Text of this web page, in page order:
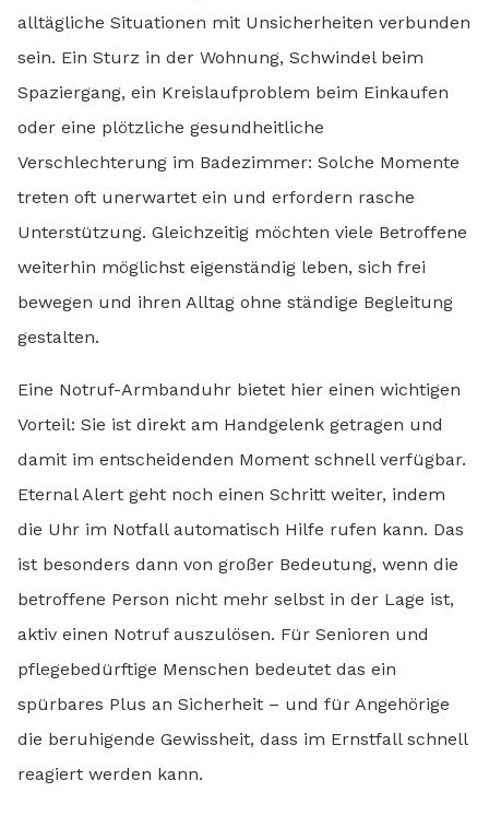
alltägliche Situationen mit Unsicherheiten verbunden
sein. Ein Sturz in der Wohnung, Schwindel beim
Spaziergang, ein Kreislaufproblem beim Einkaufen
oder eine plötzliche gesundheitliche
Verschlechterung im Badezimmer: Solche Momente
treten oft unerwartet ein und erfordern rasche
Unterstützung. Gleichzeitig möchten viele Betroffene
weiterhin möglichst eigenständig leben, sich frei
bewegen und ihren Alltag ohne ständige Begleitung
gestalten.
Eine Notruf-Armbanduhr bietet hier einen wichtigen
Vorteil: Sie ist direkt am Handgelenk getragen und
damit im entscheidenden Moment schnell verfügbar.
Eternal Alert geht noch einen Schritt weiter, indem
die Uhr im Notfall automatisch Hilfe rufen kann. Das
ist besonders dann von großer Bedeutung, wenn die
betroffene Person nicht mehr selbst in der Lage ist,
aktiv einen Notruf auszulösen. Für Senioren und
pflegebedürftige Menschen bedeutet das ein
spürbares Plus an Sicherheit – und für Angehörige
die beruhigende Gewissheit, dass im Ernstfall schnell
reagiert werden kann.